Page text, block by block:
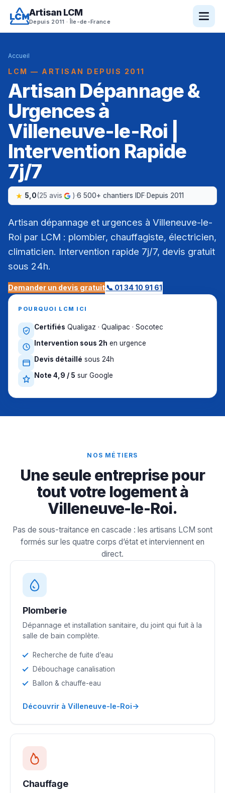
Artisan LCM
Depuis 2011 · Île-de-France
Accueil
LCM — ARTISAN DEPUIS 2011
Artisan Dépannage &
Urgences à
Villeneuve-le-Roi |
Intervention Rapide
7j/7
5,0(25 avis )·6 500+ chantiers IDF·Depuis 2011
Artisan dépannage et urgences à Villeneuve-le-
Roi par LCM : plombier, chauffagiste, électricien,
climaticien. Intervention rapide 7j/7, devis gratuit
sous 24h.
Demander un devis gratuit📞 01 34 10 91 61
POURQUOI LCM ICI
Certifiés Qualigaz · Qualipac · Socotec
Intervention sous 2h en urgence
Devis détaillé sous 24h
Note 4,9 / 5 sur Google
NOS MÉTIERS
Une seule entreprise pour
tout votre logement à
Villeneuve-le-Roi.
Pas de sous-traitance en cascade : les artisans LCM sont
formés sur les quatre corps d’état et interviennent en
direct.
Plomberie
Dépannage et installation sanitaire, du joint qui fuit à la
salle de bain complète.
Recherche de fuite d’eau
Débouchage canalisation
Ballon & chauffe-eau
Découvrir à Villeneuve-le-Roi→
Chauffage